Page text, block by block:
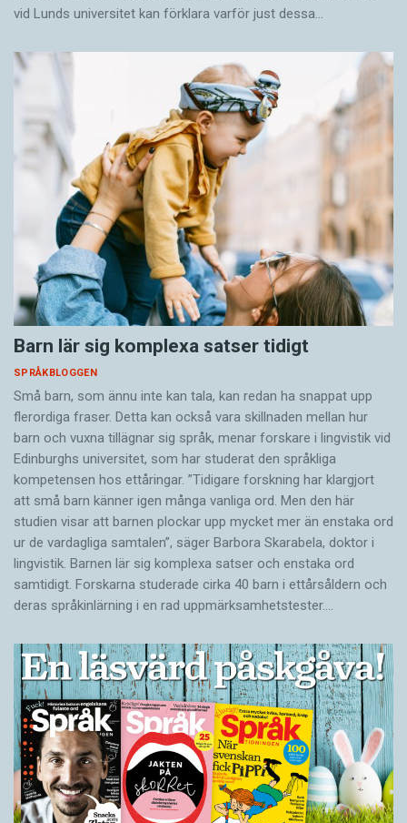
vid Lunds universitet kan förklara varför just dessa…
Barn lär sig komplexa satser tidigt
SPRÅKBLOGGEN
Små barn, som ännu inte kan tala, kan redan ha snappat upp
flerordiga fraser. Detta kan också vara skillnaden mellan hur
barn och vuxna tillägnar sig språk, menar forskare i lingvistik vid
Edinburghs universitet, som har studerat den språkliga
kompetensen hos ettåringar. ”Tidigare forskning har klargjort
att små barn känner igen många vanliga ord. Men den här
studien visar att barnen plockar upp mycket mer än enstaka ord
ur de vardagliga samtalen”, säger Barbora Skarabela, doktor i
lingvistik. Barnen lär sig komplexa satser och enstaka ord
samtidigt. Forskarna studerade cirka 40 barn i ettårsåldern och
deras språkinlärning i en rad uppmärksamhetstester.…